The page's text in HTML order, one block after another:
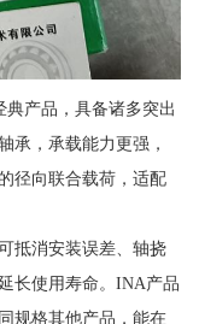
产品，具备诸多突出
承，承载能力更强，
径向联合载荷，适配
抵消安装误差、轴挠
长使用寿命。INA产品
规格其他产品，能在